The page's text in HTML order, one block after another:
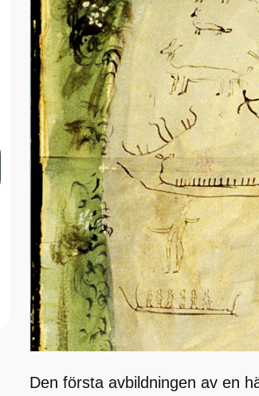
Den första avbildningen av en